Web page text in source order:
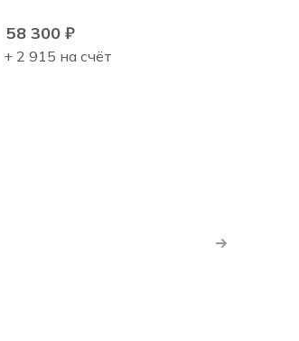
58 300 ₽
+ 2 915 на счёт